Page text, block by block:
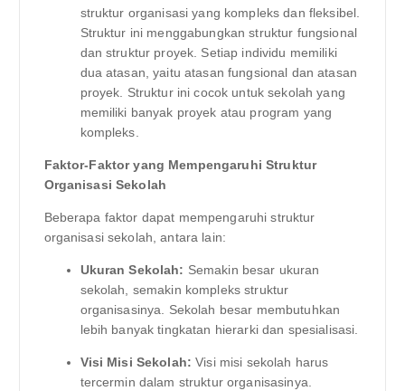
struktur organisasi yang kompleks dan fleksibel.
Struktur ini menggabungkan struktur fungsional
dan struktur proyek. Setiap individu memiliki
dua atasan, yaitu atasan fungsional dan atasan
proyek. Struktur ini cocok untuk sekolah yang
memiliki banyak proyek atau program yang
kompleks.
Faktor-Faktor yang Mempengaruhi Struktur
Organisasi Sekolah
Beberapa faktor dapat mempengaruhi struktur
organisasi sekolah, antara lain:
Ukuran Sekolah: Semakin besar ukuran
sekolah, semakin kompleks struktur
organisasinya. Sekolah besar membutuhkan
lebih banyak tingkatan hierarki dan spesialisasi.
Visi Misi Sekolah: Visi misi sekolah harus
tercermin dalam struktur organisasinya.